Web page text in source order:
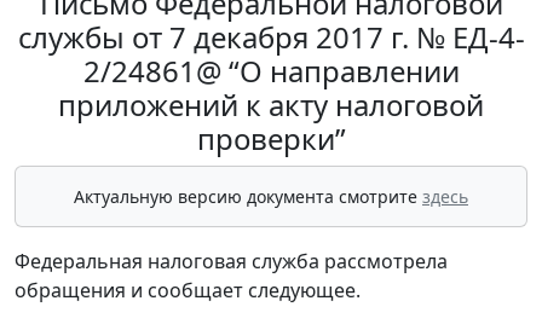
службы от 7 декабря 2017 г. № ЕД-4-
2/24861@ “О направлении
приложений к акту налоговой
проверки”
Актуальную версию документа смотрите здесь
Федеральная налоговая служба рассмотрела
обращения и сообщает следующее.